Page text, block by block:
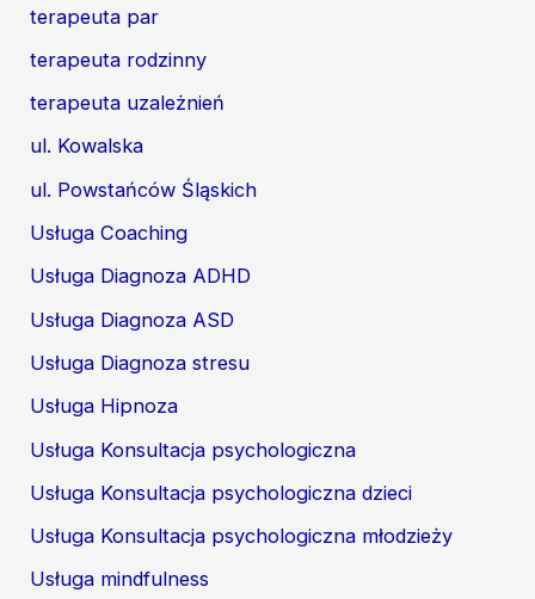
terapeuta par
terapeuta rodzinny
terapeuta uzależnień
ul. Kowalska
ul. Powstańców Śląskich
Usługa Coaching
Usługa Diagnoza ADHD
Usługa Diagnoza ASD
Usługa Diagnoza stresu
Usługa Hipnoza
Usługa Konsultacja psychologiczna
Usługa Konsultacja psychologiczna dzieci
Usługa Konsultacja psychologiczna młodzieży
Usługa mindfulness